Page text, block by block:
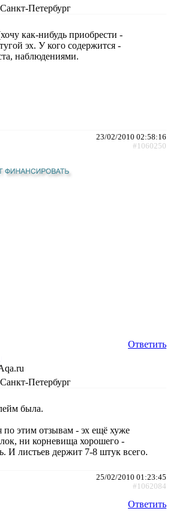
Санкт-Петербург
как-нибудь приобрести -
эх. У кого содержится -
наблюдениями.
23/02/2010 02:58:16
#1060250
Ответить
Санкт-Петербург
была.
по этим отзывам - эх ещё хуже
ни корневища хорошего -
И листьев держит 7-8 штук всего.
25/02/2010 01:23:45
#1062084
Ответить